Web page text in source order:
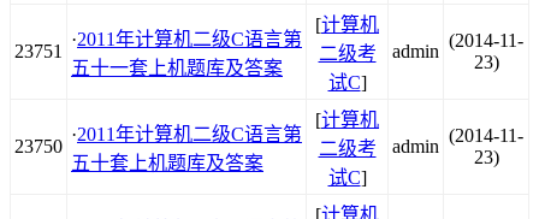
23751
·2011年计算机二级C语言第
五十一套上机题库及答案
[计算机
二级考
试C]
admin
(2014-11-
23)
23750
·2011年计算机二级C语言第
五十套上机题库及答案
[计算机
二级考
试C]
admin
(2014-11-
23)
[计算机